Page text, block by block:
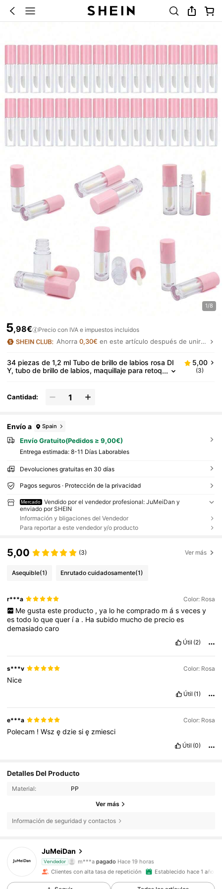
1/8
5,98€ Precio con IVA e impuestos incluidos
Ahorra 0,30€ en este artículo después de unirte.
34 piezas de 1,2 ml Tubo de brillo de labios rosa DI
Y, tubo de brillo de labios, maquillaje para retoq
5,00
(3)
Cantidad:
Envío a Spain
Envío Gratuito(Pedidos ≥ 9,00€)
Entrega estimada: 8-11 Días Laborables
Devoluciones gratuitas en 30 días
Pagos seguros · Protección de la privacidad
Mercado
Vendido por el vendedor profesional: JuMeiDan y
enviado por SHEIN
Información y bligaciones del Vendedor
Para reportar a este vendedor y/o producto
5,00 (3) Ver más
Asequible(1) Enrutado cuidadosamente(1)
r***a Color: Rosa
Me gusta este producto , ya lo he comprado m á s veces y
estodo loquequer ía . Hasubido muchode precioes
demasiadocaro
Útil (2)
s***v Color: Rosa
Nice
Útil (1)
e***a Color: Rosa
Polecam !Wszędziesię zmiesci
Útil (0)
Detalles Del Producto
Material: PP
Ver más
Información de seguridad y contactos
JuMeiDan
Vendedor
4,92
m***a pagado Hace 19 horas
d***9 seguido haceHace 12 horas
1.2K Seguidores
Clientes con alta tasa de repetición Establecido hace 1 año